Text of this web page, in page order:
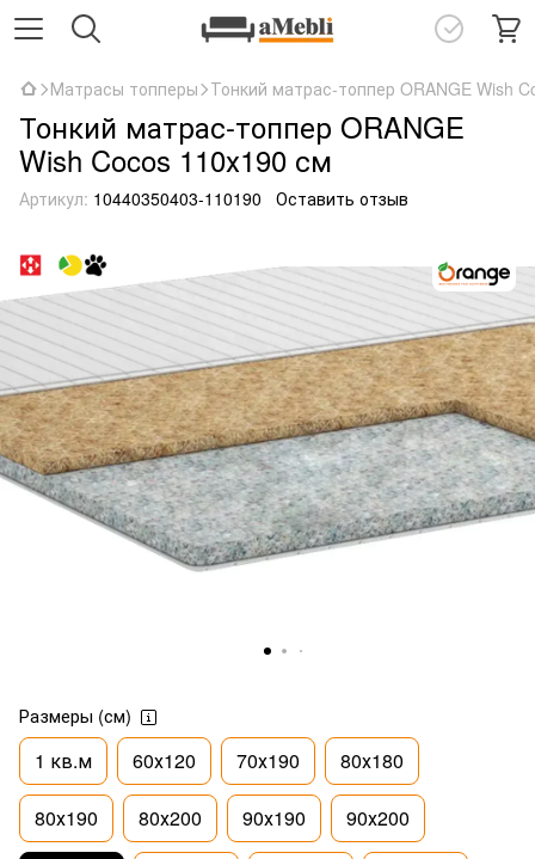
Матрасы топперы Тонкий матрас-топпер ORANGE Wish
Тонкий матрас-топпер ORANGE
Wish Cocos 110х190 см
Артикул: 10440350403-110190 Оставить отзыв
Размеры (см)
1 кв.м 60х120 70х190 80х180
80х190 80х200 90х190 90х200